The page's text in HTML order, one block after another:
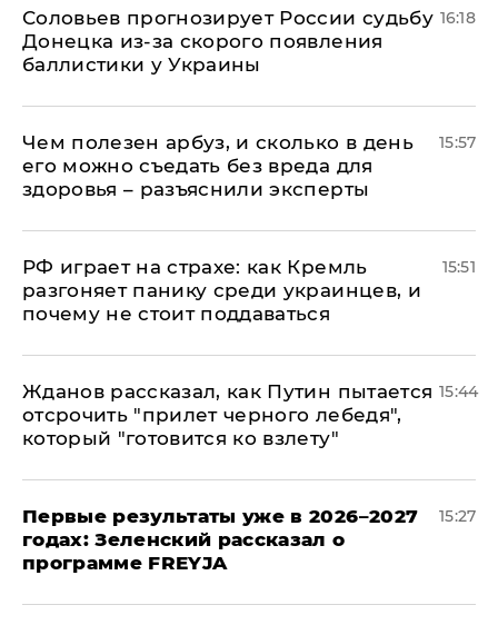
Соловьев прогнозирует России судьбу
Донецка из-за скорого появления
баллистики у Украины
16:18
Чем полезен арбуз, и сколько в день
его можно съедать без вреда для
здоровья – разъяснили эксперты
15:57
РФ играет на страхе: как Кремль
разгоняет панику среди украинцев, и
почему не стоит поддаваться
15:51
Жданов рассказал, как Путин пытается
отсрочить "прилет черного лебедя",
который "готовится ко взлету"
15:44
Первые результаты уже в 2026–2027
годах: Зеленский рассказал о
программе FREYJA
15:27